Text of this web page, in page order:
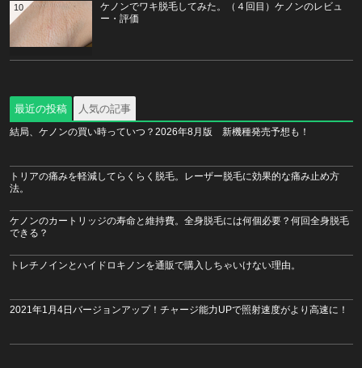
ケノンでワキ脱毛してみた。（４回目）ケノンのレビュ
ー・評価
10
最近の投稿 人気の記事
結局、ケノンの買い時っていつ？2026年8月版 新機種発売予想も！
トリアの痛みを軽減してらくらく脱毛。レーザー脱毛に効果的な痛み止め方
法。
ケノンのカートリッジの寿命と維持費。全身脱毛には何個必要？何回全身脱毛
できる？
トレチノインとハイドロキノンを通販で購入しちゃいけない理由。
2021年1月4日バージョンアップ！チャージ能力UPで照射速度がより高速に！